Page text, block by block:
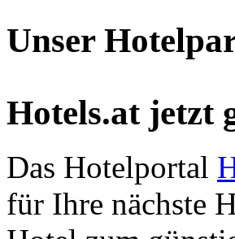
Unser
Hotels.at jetzt
Das Hotelportal
für Ihre nächste